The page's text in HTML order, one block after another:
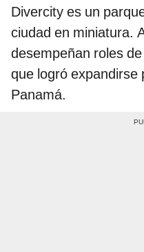
Divercity es un
ciudad en miniatura.
desempeñan roles
que logró
Panamá.